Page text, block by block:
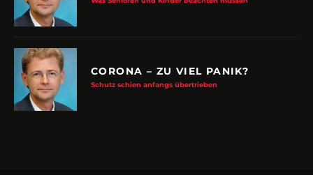
CORONA – ZU VIEL PANIK?
Schutz schien anfangs übertrieben